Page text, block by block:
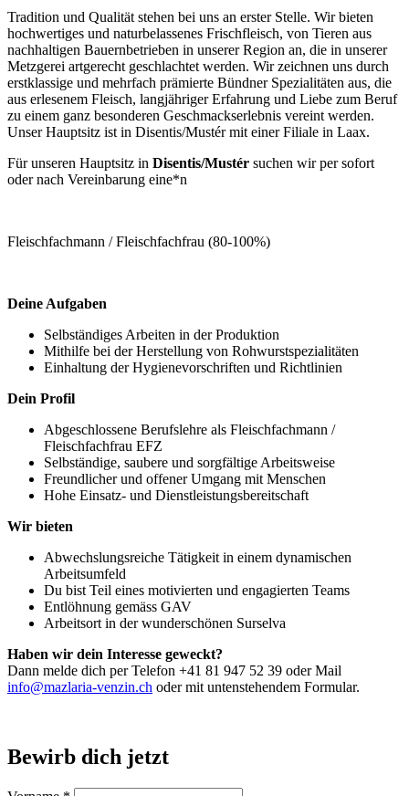
Tradition und Qualität stehen bei uns an erster Stelle. Wir bieten
hochwertiges und naturbelassenes Frischfleisch, von Tieren aus
nachhaltigen Bauernbetrieben in unserer Region an, die in unserer
Metzgerei artgerecht geschlachtet werden. Wir zeichnen uns durch
erstklassige und mehrfach prämierte Bündner Spezialitäten aus, die
aus erlesenem Fleisch, langjähriger Erfahrung und Liebe zum Beruf
zu einem ganz besonderen Geschmackserlebnis vereint werden.
Unser Hauptsitz ist in Disentis/Mustér mit einer Filiale in Laax.
Für unseren Hauptsitz in Disentis/Mustér suchen wir per sofort
oder nach Vereinbarung eine*n
Fleischfachmann / Fleischfachfrau (80-100%)
Deine Aufgaben
Selbständiges Arbeiten in der Produktion
Mithilfe bei der Herstellung von Rohwurstspezialitäten
Einhaltung der Hygienevorschriften und Richtlinien
Dein Profil
Abgeschlossene Berufslehre als Fleischfachmann /
Fleischfachfrau EFZ
Selbständige, saubere und sorgfältige Arbeitsweise
Freundlicher und offener Umgang mit Menschen
Hohe Einsatz- und Dienstleistungsbereitschaft
Wir bieten
Abwechslungsreiche Tätigkeit in einem dynamischen
Arbeitsumfeld
Du bist Teil eines motivierten und engagierten Teams
Entlöhnung gemäss GAV
Arbeitsort in der wunderschönen Surselva
Haben wir dein Interesse geweckt?
Dann melde dich per Telefon +41 81 947 52 39 oder Mail
info@mazlaria-venzin.ch oder mit untenstehendem Formular.
Bewirb dich jetzt